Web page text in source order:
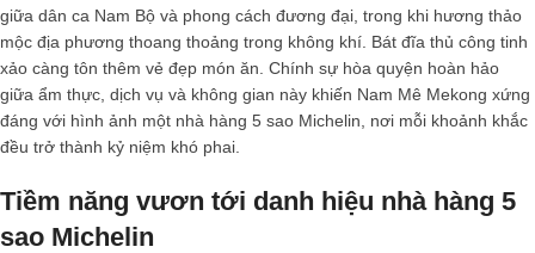
giữa dân ca Nam Bộ và phong cách đương đại, trong khi hương thảo
mộc địa phương thoang thoảng trong không khí. Bát đĩa thủ công tinh
xảo càng tôn thêm vẻ đẹp món ăn. Chính sự hòa quyện hoàn hảo
giữa ẩm thực, dịch vụ và không gian này khiến Nam Mê Mekong xứng
đáng với hình ảnh một nhà hàng 5 sao Michelin , nơi mỗi khoảnh khắc
đều trở thành kỷ niệm khó phai.
Tiềm năng vươn tới danh hiệu nhà hàng 5
sao Michelin